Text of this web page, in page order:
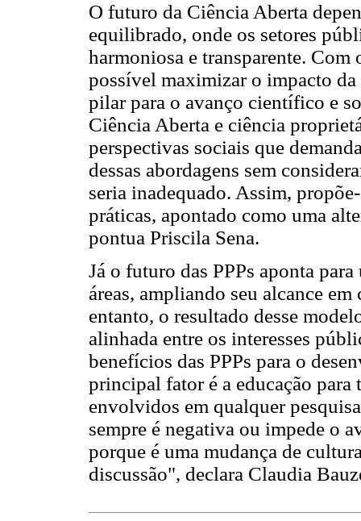
O futuro da Ciência Aberta
equilibrado, onde os setores
harmoniosa e transparente. Com
possível maximizar o impacto
pilar para o avanço científico e
Ciência Aberta e ciência
perspectivas sociais que
dessas abordagens sem
seria inadequado. Assim,
práticas, apontado como uma
pontua Priscila Sena.
Já o futuro das PPPs aponta
áreas, ampliando seu alcance
entanto, o resultado desse
alinhada entre os interesses
benefícios das PPPs para o
principal fator é a educação
envolvidos em qualquer
sempre é negativa ou impede o
porque é uma mudança de
discussão", declara Claudia